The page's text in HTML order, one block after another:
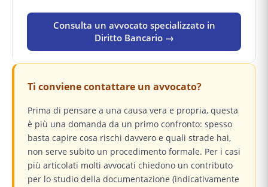
Consulta un avvocato specializzato in
Diritto Bancario →
Ti conviene contattare un avvocato?
Prima di pensare a una causa vera e propria, questa
è più una domanda da un primo confronto: spesso
basta capire cosa rischi davvero e quali strade hai,
non serve subito un procedimento formale. Per i casi
più articolati molti avvocati chiedono un contributo
per lo studio della documentazione (indicativamente